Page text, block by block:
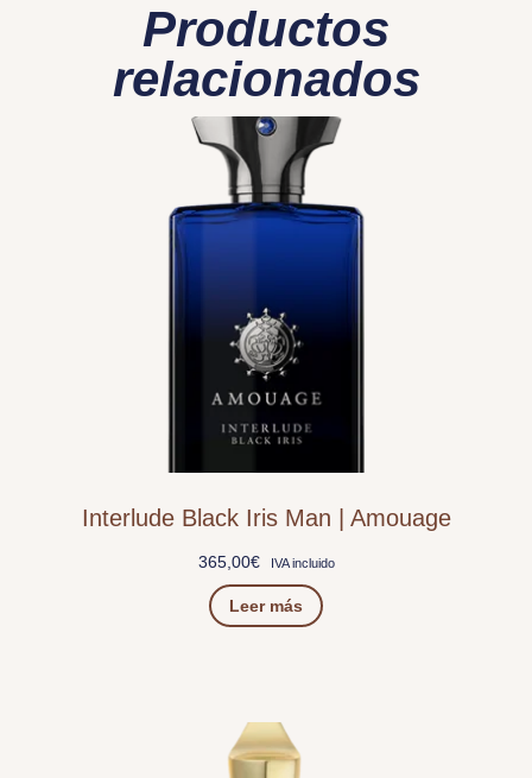
Productos
relacionados
Interlude Black Iris Man | Amouage
365,00€ IVA incluido
Leer más